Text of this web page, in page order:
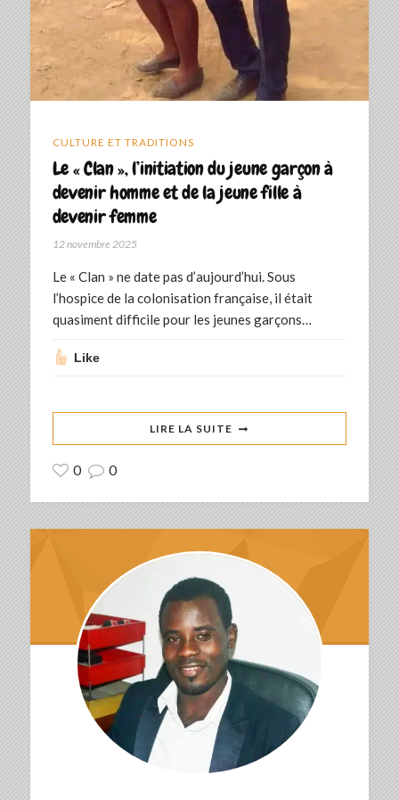
CULTURE ET TRADITIONS
Le « Clan », l’initiation du jeune garçon à
devenir homme et de la jeune fille à
devenir femme
12 novembre 2025
Le « Clan » ne date pas d’aujourd’hui. Sous
l’hospice de la colonisation française, il était
quasiment difficile pour les jeunes garçons…
Like
LIRE LA SUITE
0 0